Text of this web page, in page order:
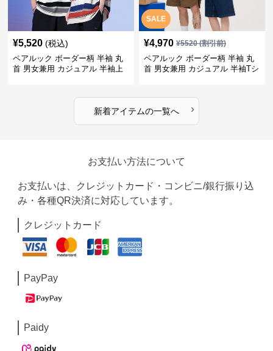
¥5,520 (税込)
ペアルック ボーダー柄 半袖 丸
首 男女兼用 カジュアル 半袖上
SALE
¥4,970 ¥5520(割引前)
ペアルック ボーダー柄 半袖 丸
首 男女兼用 カジュアル 半袖Tシ
新着アイテムの一覧へ ›
お支払い方法について
お支払いは、クレジットカード・コンビニ/銀行振り込
み・各種QR決済に対応しています。
クレジットカード
PayPay
Paidy